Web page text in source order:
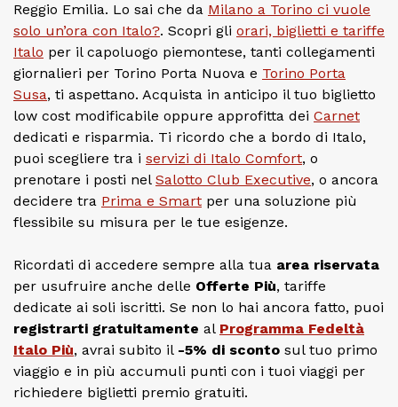
Reggio Emilia. Lo sai che da Milano a Torino ci vuole
solo un’ora con Italo?. Scopri gli orari, biglietti e tariffe
Italo per il capoluogo piemontese, tanti collegamenti
giornalieri per Torino Porta Nuova e Torino Porta
Susa, ti aspettano. Acquista in anticipo il tuo biglietto
low cost modificabile oppure approfitta dei Carnet
dedicati e risparmia. Ti ricordo che a bordo di Italo,
puoi scegliere tra i servizi di Italo Comfort, o
prenotare i posti nel Salotto Club Executive, o ancora
decidere tra Prima e Smart per una soluzione più
flessibile su misura per le tue esigenze.
Ricordati di accedere sempre alla tua area riservata
per usufruire anche delle Offerte Più, tariffe
dedicate ai soli iscritti. Se non lo hai ancora fatto, puoi
registrarti gratuitamente al Programma Fedeltà
Italo Più, avrai subito il -5% di sconto sul tuo primo
viaggio e in più accumuli punti con i tuoi viaggi per
richiedere biglietti premio gratuiti.